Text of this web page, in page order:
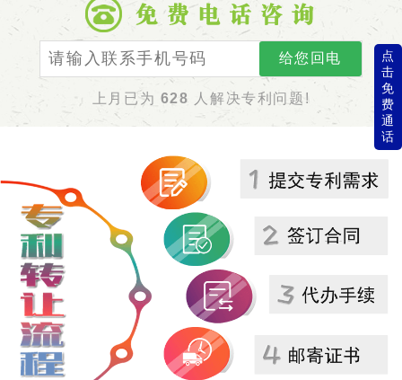
给您回电
上月已为 628 人解决专利问题!
点
击
免
费
通
话